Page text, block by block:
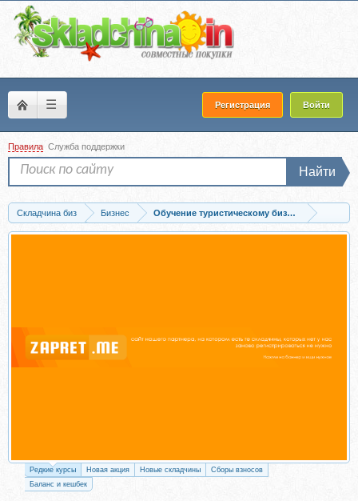
☰ Регистрация Войти
Правила Служба поддержки
Найти
Складчина биз Бизнес
Обучение туристическому бизнесу онлайн
Скачать Партизанский маркетинг в туризме (Александр Шнайдерман)
Редкие курсы Новая акция Новые складчины
Сборы взносов
Баланс и кешбек